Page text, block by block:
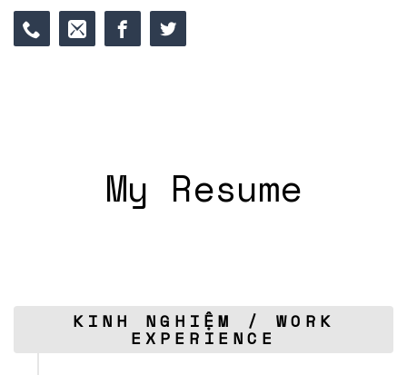
My Resume
KINH NGHIỆM / WORK
EXPERIENCE